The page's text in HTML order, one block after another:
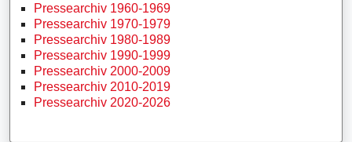
Pressearchiv 1960-1969
Pressearchiv 1970-1979
Pressearchiv 1980-1989
Pressearchiv 1990-1999
Pressearchiv 2000-2009
Pressearchiv 2010-2019
Pressearchiv 2020-2026